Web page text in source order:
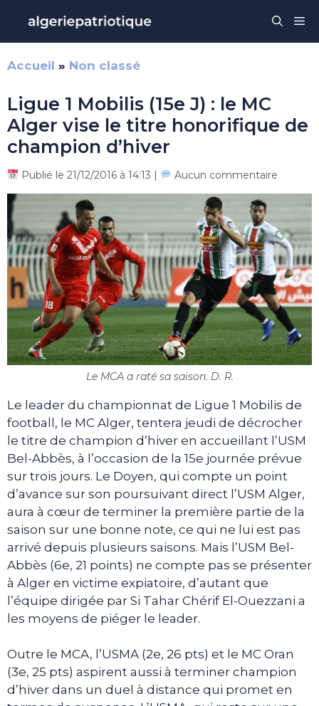
contenu
Accueil » Non classé
Ligue 1 Mobilis (15e J) : le MC
Alger vise le titre honorifique de
champion d’hiver
Publié le 21/12/2016 à 14:13 | Aucun commentaire
Le MCA a raté sa saison. D. R.
Le leader du championnat de Ligue 1 Mobilis de
football, le MC Alger, tentera jeudi de décrocher
le titre de champion d’hiver en accueillant l’USM
Bel-Abbès, à l’occasion de la 15e journée prévue
sur trois jours. Le Doyen, qui compte un point
d’avance sur son poursuivant direct l’USM Alger,
aura à cœur de terminer la première partie de la
saison sur une bonne note, ce qui ne lui est pas
arrivé depuis plusieurs saisons. Mais l’USM Bel-
Abbès (6e, 21 points) ne compte pas se présenter
à Alger en victime expiatoire, d’autant que
l’équipe dirigée par Si Tahar Chérif El-Ouezzani a
les moyens de piéger le leader.
Outre le MCA, l’USMA (2e, 26 pts) et le MC Oran
(3e, 25 pts) aspirent aussi à terminer champion
d’hiver dans un duel à distance qui promet en